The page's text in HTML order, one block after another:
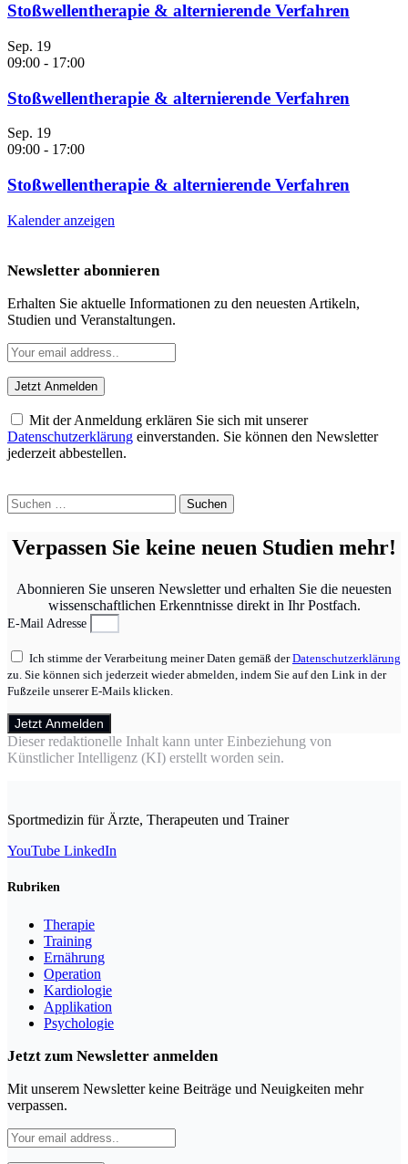
Stoßwellentherapie & alternierende Verfahren
Sep. 19
09:00 - 17:00
Stoßwellentherapie & alternierende Verfahren
Sep. 19
09:00 - 17:00
Stoßwellentherapie & alternierende Verfahren
Kalender anzeigen
Newsletter abonnieren
Erhalten Sie aktuelle Informationen zu den neuesten Artikeln,
Studien und Veranstaltungen.
Mit der Anmeldung erklären Sie sich mit unserer
Datenschutzerklärung einverstanden. Sie können den Newsletter
jederzeit abbestellen.
Suchen
nach:
Verpassen Sie keine neuen Studien mehr!
Abonnieren Sie unseren Newsletter und erhalten Sie die neuesten
wissenschaftlichen Erkenntnisse direkt in Ihr Postfach.
E-Mail Adresse
Ich stimme der Verarbeitung meiner Daten gemäß derDatenschutzerklärung
zu. Sie können sich jederzeit wieder abmelden, indem Sie auf den Link in der
Fußzeile unserer E-Mails klicken.
Jetzt Anmelden
Dieser redaktionelle Inhalt kann unter Einbeziehung von
Künstlicher Intelligenz (KI) erstellt worden sein.
Sportmedizin für Ärzte, Therapeuten und Trainer
YouTube LinkedIn
Rubriken
Therapie
Training
Ernährung
Operation
Kardiologie
Applikation
Psychologie
Jetzt zum Newsletter anmelden
Mit unserem Newsletter keine Beiträge und Neuigkeiten mehr
verpassen.